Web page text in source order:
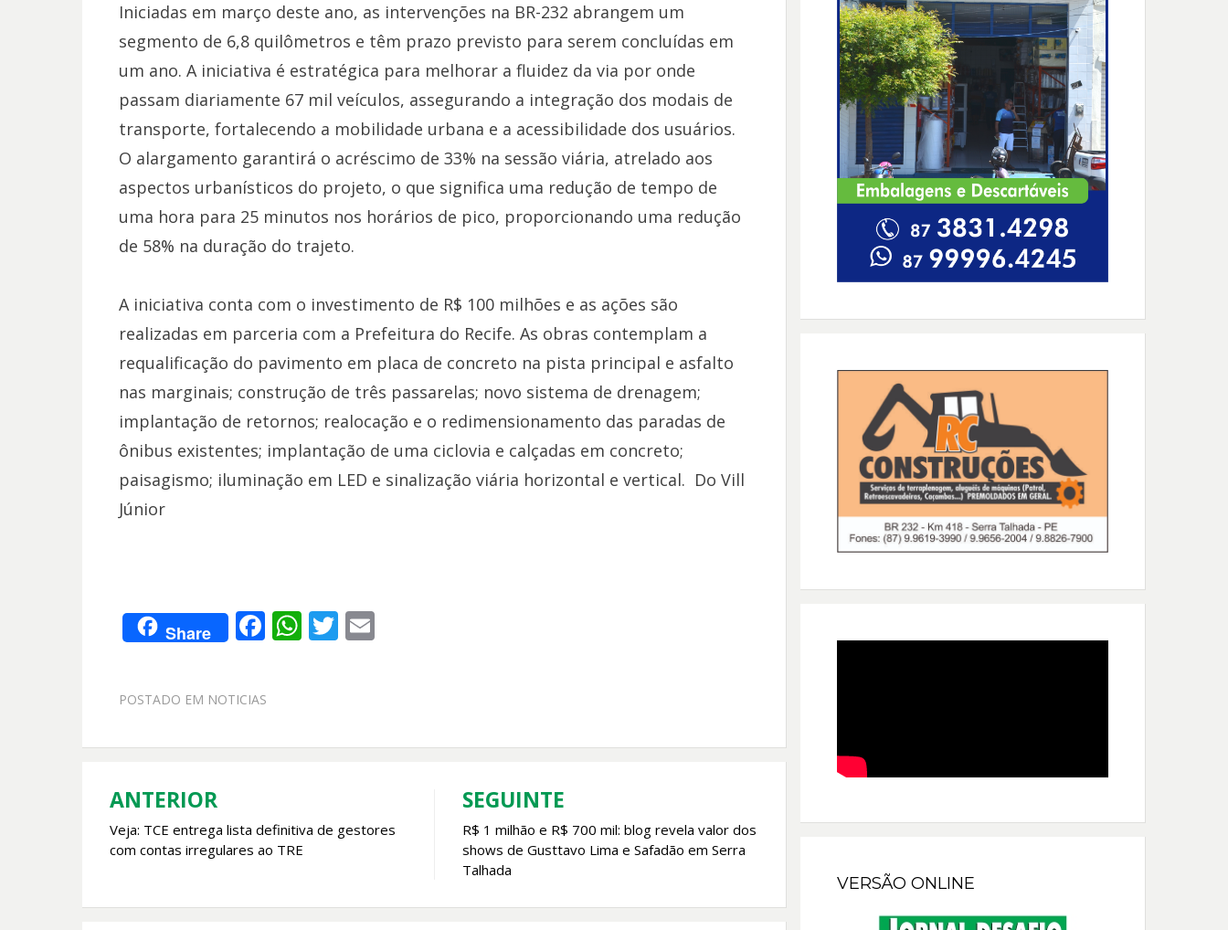
Iniciadas em março deste ano, as intervenções na BR-232 abrangem um
segmento de 6,8 quilômetros e têm prazo previsto para serem concluídas em
um ano. A iniciativa é estratégica para melhorar a fluidez da via por onde
passam diariamente 67 mil veículos, assegurando a integração dos modais de
transporte, fortalecendo a mobilidade urbana e a acessibilidade dos usuários.
O alargamento garantirá o acréscimo de 33% na sessão viária, atrelado aos
aspectos urbanísticos do projeto, o que significa uma redução de tempo de
uma hora para 25 minutos nos horários de pico, proporcionando uma redução
de 58% na duração do trajeto.
A iniciativa conta com o investimento de R$ 100 milhões e as ações são
realizadas em parceria com a Prefeitura do Recife. As obras contemplam a
requalificação do pavimento em placa de concreto na pista principal e asfalto
nas marginais; construção de três passarelas; novo sistema de drenagem;
implantação de retornos; realocação e o redimensionamento das paradas de
ônibus existentes; implantação de uma ciclovia e calçadas em concreto;
paisagismo; iluminação em LED e sinalização viária horizontal e vertical. Do Vill
Júnior
Share F
b
o
W
A
T E
POSTADO EM NOTICIAS
Navegação
de
ANTERIOR
Veja: TCE entrega lista definitiva de gestores
com contas irregulares ao TRE
SEGUINTE
R$ 1 milhão e R$ 700 mil: blog revela valor dos
shows de Gusttavo Lima e Safadão em Serra
Talhada
VERSÃO ONLINE